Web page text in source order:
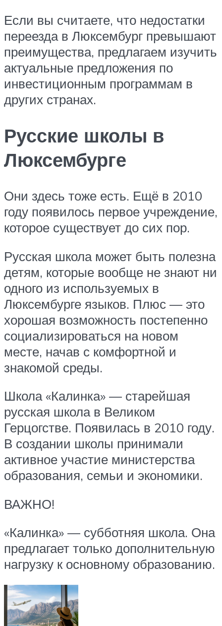
Если вы считаете, что недостатки
переезда в Люксембург превышают
преимущества, предлагаем изучить
актуальные предложения по
инвестиционным программам в
других странах.
Русские школы в
Люксембурге
Они здесь тоже есть. Ещё в 2010
году появилось первое учреждение,
которое существует до сих пор.
Русская школа может быть полезна
детям, которые вообще не знают ни
одного из используемых в
Люксембурге языков. Плюс — это
хорошая возможность постепенно
социализироваться на новом
месте, начав с комфортной и
знакомой среды.
Школа «Калинка» — старейшая
русская школа в Великом
Герцогстве. Появилась в 2010 году.
В создании школы принимали
активное участие министерства
образования, семьи и экономики.
ВАЖНО!
«Калинка» — субботняя школа. Она
предлагает только дополнительную
нагрузку к основному образованию.